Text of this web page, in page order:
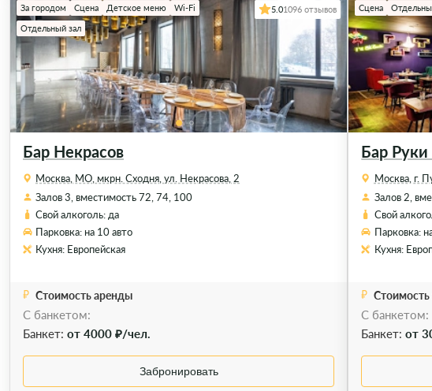
Бар Некрасов
За городом Сцена Детское меню
Wi-Fi
Отдельный зал
5.01096 отзывов
Москва, МО, мкрн. Сходня, ул. Некрасова, 2
Залов 3, вместимость 72, 74, 100
Свой алкоголь: да
Парковка: на 10 авто
Кухня: Европейская
Стоимость аренды
С банкетом:
Банкет: от 4000 ₽/чел.
Забронировать
Бар
Сцена
Москва, г.
Залов 2,
Свой
Парковка:
Кухня:
С банкетом:
Банкет:от